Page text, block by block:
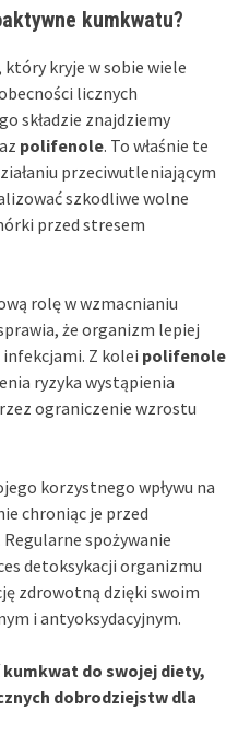
kumkwatu?
który kryje w sobie wiele
licznych
składzie znajdziemy
polifenole. To właśnie te
przeciwutleniającym
szkodliwe wolne
przed stresem
rolę w wzmacnianiu
że organizm lepiej
Z kolei polifenole
ryzyka wystąpienia
ograniczenie wzrostu
korzystnego wpływu na
chroniąc je przed
spożywanie
detoksykacji organizmu
zdrowotną dzięki swoim
i antyoksydacyjnym.
do swojej diety,
dobrodziejstw dla